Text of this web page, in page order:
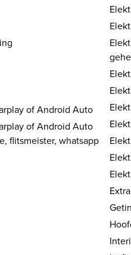
of Android Auto
of Android Auto
flitsmeister, whatsapp